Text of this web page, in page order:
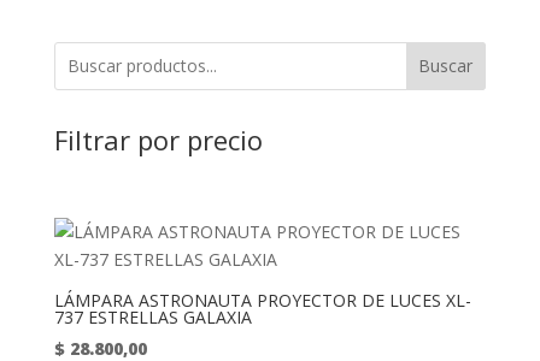
Buscar
Filtrar por precio
LÁMPARA ASTRONAUTA PROYECTOR DE LUCES XL-
737 ESTRELLAS GALAXIA
$28.800,00